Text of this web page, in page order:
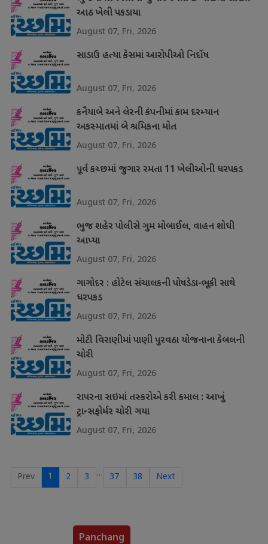
આઠ ખેલી પકડાયા
August 07, Fri, 2026
સાડાઉ હત્યા કેસમાં આરોપીઓ નિર્દોષ
August 07, Fri, 2026
કનૈયાબે અને લેરની કંપનીમાં કામ દરમ્યાન
અકસ્માતમાં બે શ્રમિકના મોત
August 07, Fri, 2026
પૂર્વ કચ્છમાં જુગાર રમતા 11 ખેલીઓની ધરપકડ
August 07, Fri, 2026
ભુજ શહેર પોલીસે ગુમ મોબાઈલ, વાહન શોધી
આપ્યા
August 07, Fri, 2026
ગાગોદર : હોટેલ સંચાલકની પોષડેડા-ભૂકી સાથે
ધરપકડ
August 07, Fri, 2026
મોટી વિરાણીમાં પાણી પુરવઠા યોજનાના કેબલની
ચોરી
August 07, Fri, 2026
રાપરના સઇમાં તસ્કરોએ કરી કમાલ : આખું
ટ્રાન્સફોર્મર ચોરી ગયા
August 07, Fri, 2026
Prev 1 2 3 … 37 38 Next
Panchang